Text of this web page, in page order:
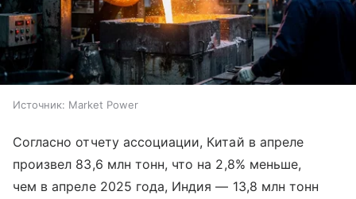
Источник: Market Power
Согласно отчету ассоциации, Китай в апреле
произвел 83,6 млн тонн, что на 2,8% меньше,
чем в апреле 2025 года, Индия — 13,8 млн тонн